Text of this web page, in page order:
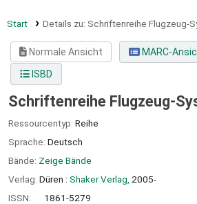
Start Details zu: Schriftenreihe Flugzeug-
Normale Ansicht
MARC-
ISBD
Schriftenreihe Flugzeug-
Ressourcentyp: Reihe
Sprache: Deutsch
Bände: Zeige Bände
Verlag: Düren : Shaker Verlag, 2005-
ISSN:
1861-5279